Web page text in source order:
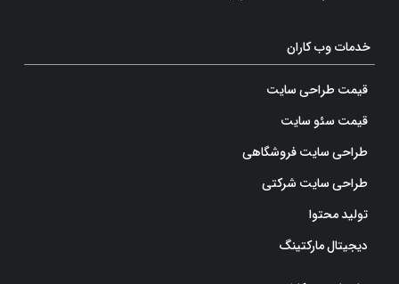
خدمات وب کاران
قیمت طراحی سایت
قیمت سئو سایت
طراحی سایت فروشگاهی
طراحی سایت شرکتی
تولید محتوا
دیجیتال مارکتینگ